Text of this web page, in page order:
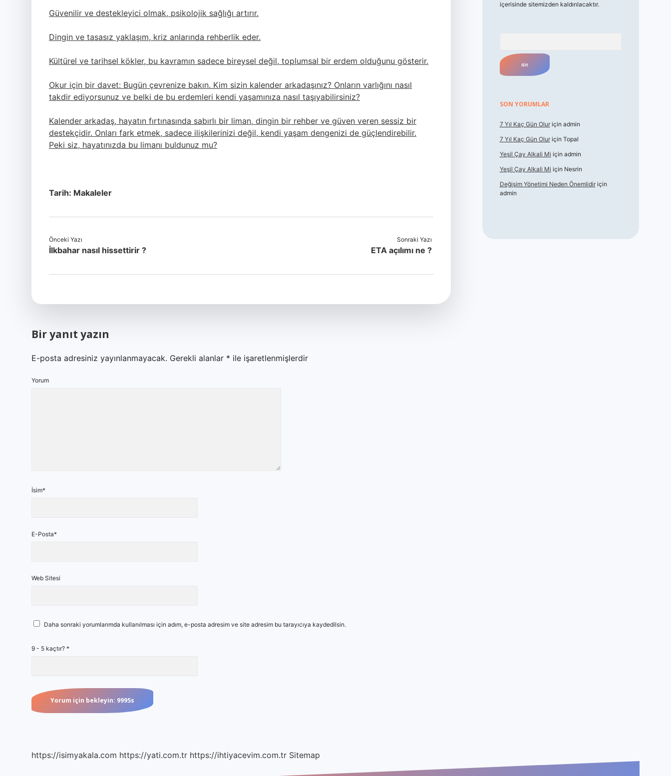
Güvenilir ve destekleyici olmak, psikolojik sağlığı artırır.
Dingin ve tasasız yaklaşım, kriz anlarında rehberlik eder.
Kültürel ve tarihsel kökler, bu kavramın sadece bireysel değil, toplumsal bir erdem olduğunu gösterir.
Okur için bir davet: Bugün çevrenize bakın. Kim sizin kalender arkadaşınız? Onların varlığını nasıl
takdir ediyorsunuz ve belki de bu erdemleri kendi yaşamınıza nasıl taşıyabilirsiniz?
Kalender arkadaş, hayatın fırtınasında sabırlı bir liman, dingin bir rehber ve güven veren sessiz bir
destekçidir. Onları fark etmek, sadece ilişkilerinizi değil, kendi yaşam dengenizi de güçlendirebilir.
Peki siz, hayatınızda bu limanı buldunuz mu?
Tarih: Makaleler
Önceki Yazı
İlkbahar nasıl hissettirir ?
Sonraki Yazı
ETA açılımı ne ?
Bir yanıt yazın
E-posta adresiniz yayınlanmayacak. Gerekli alanlar * ile işaretlenmişlerdir
Yorum
İsim*
E-Posta*
Web Sitesi
Daha sonraki yorumlarımda kullanılması için adım, e-posta adresim ve site adresim bu tarayıcıya kaydedilsin.
9 - 5 kaçtır? *
https://isimyakala.com https://yati.com.tr https://ihtiyacevim.com.tr Sitemap
içerisinde sitemizden kaldırılacaktır.
SON YORUMLAR
7 Yıl Kaç Gün Oluriçin admin
7 Yıl Kaç Gün Oluriçin Topal
Yeşil Çay Alkali Mi için admin
Yeşil Çay Alkali Mi için Nesrin
Değişim Yönetimi Neden Önemlidiriçin
admin